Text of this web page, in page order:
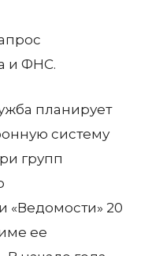
и ФНС.
планирует
систему
групп
«Ведомости» 20
ее